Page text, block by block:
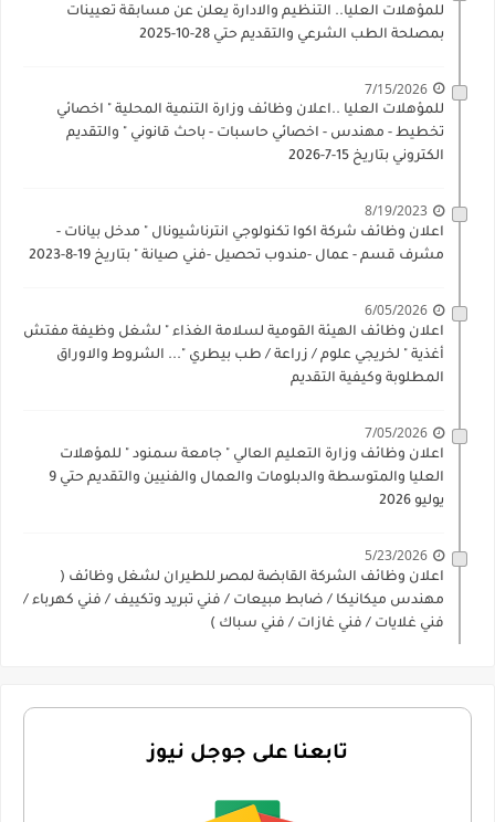
للمؤهلات العليا.. التنظيم والادارة يعلن عن مسابقة تعيينات
بمصلحة الطب الشرعي والتقديم حتي 28-10-2025
7/15/2026
للمؤهلات العليا ..اعلان وظائف وزارة التنمية المحلية " اخصائي
تخطيط - مهندس - اخصائي حاسبات - باحث قانوني " والتقديم
الكتروني بتاريخ 15-7-2026
8/19/2023
اعلان وظائف شركة اكوا تكنولوجي انترناشيونال " مدخل بيانات -
مشرف قسم - عمال -مندوب تحصيل -فني صيانة " بتاريخ 19-8-2023
6/05/2026
اعلان وظائف الهيئة القومية لسلامة الغذاء " لشغل وظيفة مفتش
أغذية " لخريجي علوم / زراعة / طب بيطري "... الشروط والاوراق
المطلوبة وكيفية التقديم
7/05/2026
اعلان وظائف وزارة التعليم العالي " جامعة سمنود " للمؤهلات
العليا والمتوسطة والدبلومات والعمال والفنيين والتقديم حتي 9
يوليو 2026
5/23/2026
اعلان وظائف الشركة القابضة لمصر للطيران لشغل وظائف (
مهندس ميكانيكا / ضابط مبيعات / فني تبريد وتكييف / فني كهرباء /
فني غلايات / فني غازات / فني سباك )
تابعنا على جوجل نيوز